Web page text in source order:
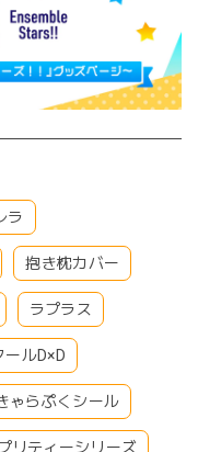
ラ
抱き枕カバー
ラプラス
ールD×D
ゃらぷくシール
リティーシリーズ